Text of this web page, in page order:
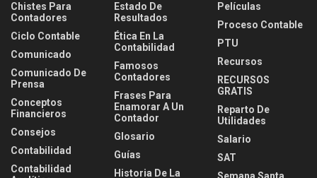
Chistes Para
Contadores
Ciclo Contable
Comunicado
Comunicado De
Prensa
Conceptos
Financieros
Consejos
Contabilidad
Contabilidad
Estado De
Resultados
Ética En La
Contabilidad
Famosos
Contadores
Frases Para
Enamorar A Un
Contador
Glosario
Guías
Historia De La
Películas
Proceso Contable
PTU
Recursos
RECURSOS
GRATIS
Reparto De
Utilidades
Salario
SAT